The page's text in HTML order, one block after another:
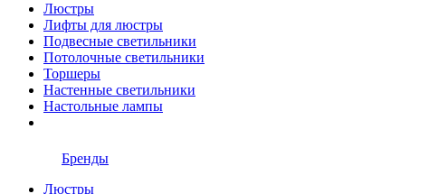
Люстры
Лифты для люстры
Подвесные светильники
Потолочные светильники
Торшеры
Настенные светильники
Настольные лампы
Бренды
Люстры